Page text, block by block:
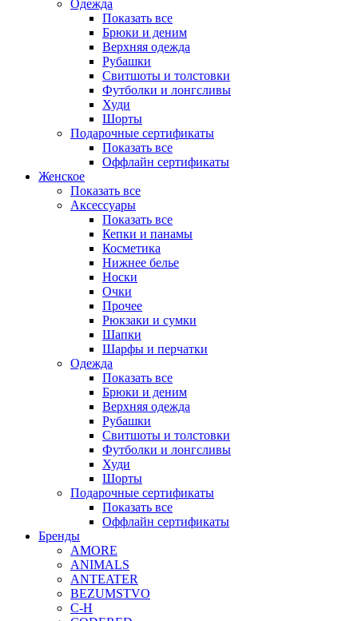
Одежда
Показать все
Брюки и деним
Верхняя одежда
Рубашки
Свитшоты и толстовки
Футболки и лонгсливы
Худи
Шорты
Подарочные сертификаты
Показать все
Оффлайн сертификаты
Женское
Показать все
Аксессуары
Показать все
Кепки и панамы
Косметика
Нижнее белье
Носки
Очки
Прочее
Рюкзаки и сумки
Шапки
Шарфы и перчатки
Одежда
Показать все
Брюки и деним
Верхняя одежда
Рубашки
Свитшоты и толстовки
Футболки и лонгсливы
Худи
Шорты
Подарочные сертификаты
Показать все
Оффлайн сертификаты
Бренды
AMORE
ANIMALS
ANTEATER
BEZUMSTVO
C-H